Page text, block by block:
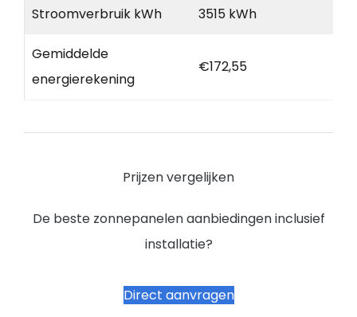
Stroomverbruik kWh 3515 kWh
Gemiddelde
energierekening
€172,55
Prijzen vergelijken
De beste zonnepanelen aanbiedingen inclusief
installatie?
Direct aanvragen